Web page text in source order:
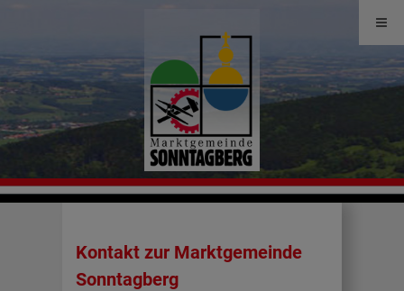
Kontakt zur Marktgemeinde
Sonntagberg